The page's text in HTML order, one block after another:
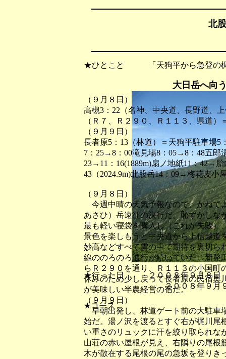
北
★ひとこと 「天狗平から急登の梶
大日岳へ向
★行った日 ２００８年９月８
２００８年９月９日
★コース
（９月８日）
高槻3：22（名神、中央道、長野道、
（Ｒ７、Ｒ２９０、Ｒ１１３、県道）
（９月９日）
長者原5：13（林道）＝天狗平駐車場
7：25→8：00滝見場8：05→8：48五郎
23→11：16(1889m)扇ノ地紙11：42→
43（2024.9m)北股岳14：09→梅花皮小
（９月８日）
今週中晴の天気予報なので、かねて
あさひ）岳遠征の決行だ。恥ずかしな
最も軽い寝袋を購入し（これが失敗）
景色を楽しもうと中央道から上信越道
妙高などすべて雲の中で期待を裏切ら
線ののろのろ通行が続いていた。新発
らＲ２９０を通り、Ｒ１１３の小国
休みのため少し戻って長者原の民宿奥
が美味しい半農経営の宿だ。
（９月９日）
早朝出発し、林道ゲート前の大駐車
始だ。湯ノ沢を渡るとすぐ右が梶川尾
い重さのリュックに汗を絞り取られな
山荘の赤い屋根が見え、右隣りの尾根
木が散在する尾根の尾の急坂を登りき